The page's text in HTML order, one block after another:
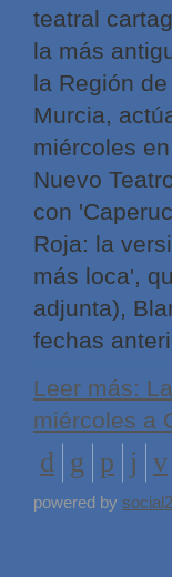
teatral
la más
la Región de
Murcia,
miércoles
Nuevo
con
Roja: la
más loca',
adjunta),
fechas
Leer más:
miércoles a
powered by